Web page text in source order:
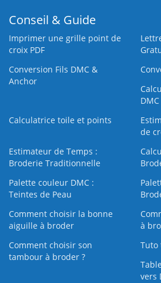
Conseil & Guide
Imprimer une grille point de
croix PDF
Conversion Fils DMC &
Anchor
DMC
Calculatrice toile et points
de
Estimateur de Temps :
Broderie Traditionnelle
Palette couleur DMC :
Teintes de Peau
Comment choisir la bonne
aiguille à broder
à
Comment choisir son
tambour à broder ?
Tuto
vers